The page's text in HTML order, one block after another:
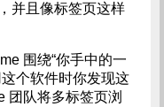
并且像标签页这样
围绕“你手中的一
个软件时你发现这
团队将多标签页浏